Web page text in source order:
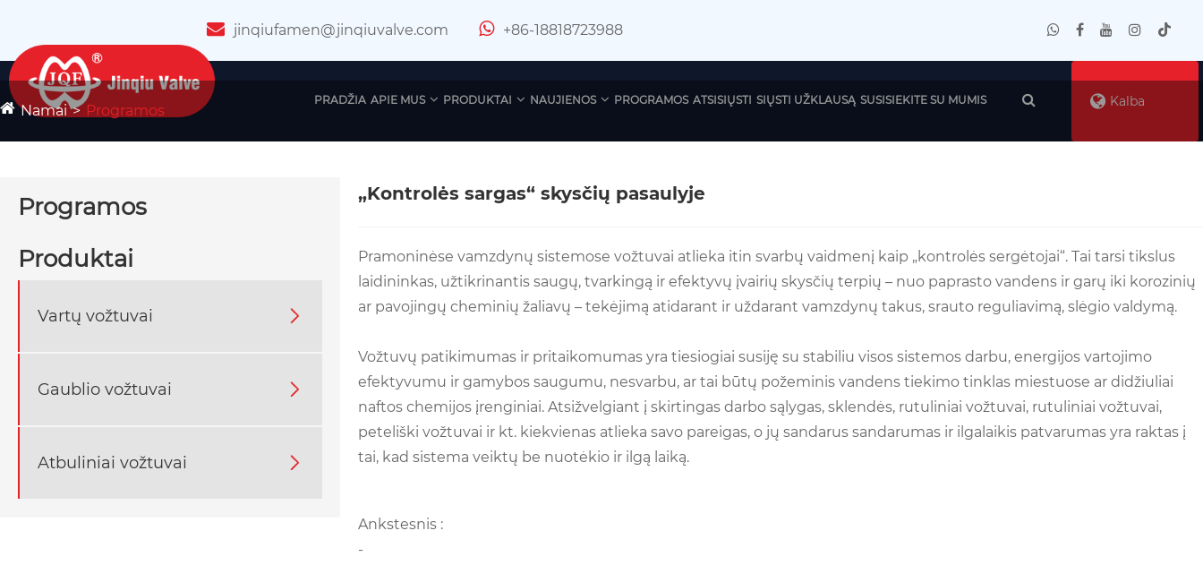
jinqiufamen@jinqiuvalve.com +86-18818723988
PRADŽIA APIE MUS PRODUKTAI NAUJIENOS PROGRAMOS ATSISIŲSTI SIŲSTI UŽKLAUSĄ SUSISIEKITE SU MUMIS Kalba
Namai Programos
Programos
Produktai
Vartų vožtuvai 
Gaublio vožtuvai 
Atbuliniai vožtuvai 
„Kontrolės sargas“ skysčių pasaulyje
Pramoninėse vamzdynų sistemose vožtuvai atlieka itin svarbų vaidmenį kaip „kontrolės sergėtojai“. Tai tarsi tikslus
laidininkas, užtikrinantis saugų, tvarkingą ir efektyvų įvairių skysčių terpių – nuo ​​paprasto vandens ir garų iki korozinių
ar pavojingų cheminių žaliavų – tekėjimą atidarant ir uždarant vamzdynų takus, srauto reguliavimą, slėgio valdymą.
Vožtuvų patikimumas ir pritaikomumas yra tiesiogiai susiję su stabiliu visos sistemos darbu, energijos vartojimo
efektyvumu ir gamybos saugumu, nesvarbu, ar tai būtų požeminis vandens tiekimo tinklas miestuose ar didžiuliai
naftos chemijos įrenginiai. Atsižvelgiant į skirtingas darbo sąlygas, sklendės, rutuliniai vožtuvai, rutuliniai vožtuvai,
peteliški vožtuvai ir kt. kiekvienas atlieka savo pareigas, o jų sandarus sandarumas ir ilgalaikis patvarumas yra raktas į
tai, kad sistema veiktų be nuotėkio ir ilgą laiką.
Ankstesnis :
-